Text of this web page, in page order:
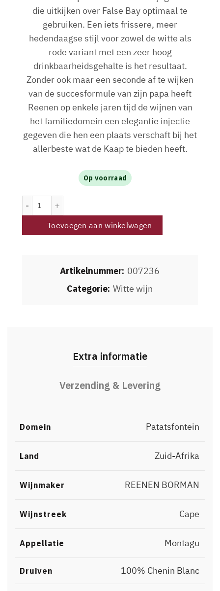
die uitkijken over False Bay optimaal te
gebruiken. Een iets frissere, meer
hedendaagse stijl voor zowel de witte als
rode variant met een zeer hoog
drinkbaarheidsgehalte is het resultaat.
Zonder ook maar een seconde af te wijken
van de succesformule van zijn papa heeft
Reenen op enkele jaren tijd de wijnen van
het familiedomein een elegantie injectie
gegeven die hen een plaats verschaft bij het
allerbeste wat de Kaap te bieden heeft.
Op voorraad
Toevoegen aan winkelwagen
Artikelnummer: 007236
Categorie: Witte wijn
Extra informatie
Verzending & Levering
Domein Patatsfontein
Land Zuid-Afrika
Wijnmaker REENEN BORMAN
Wijnstreek Cape
Appellatie Montagu
Druiven 100% Chenin Blanc